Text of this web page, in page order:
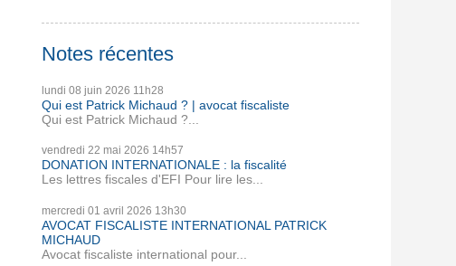
Notes récentes
lundi 08 juin 2026 11h28
Qui est Patrick Michaud ? | avocat fiscaliste
Qui est Patrick Michaud ?...
vendredi 22 mai 2026 14h57
DONATION INTERNATIONALE : la fiscalité
Les lettres fiscales d'EFI Pour lire les...
mercredi 01 avril 2026 13h30
AVOCAT FISCALISTE INTERNATIONAL PATRICK
MICHAUD
Avocat fiscaliste international pour...